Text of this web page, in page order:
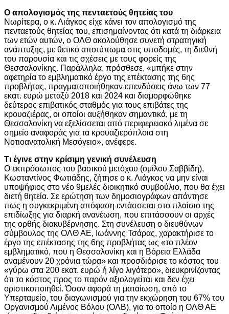
Ο απολογισμός της πενταετούς θητείας του
Νωρίτερα, ο κ. Λιάγκος είχε κάνει τον απολογισμό της
πενταετούς θητείας του, επισημαίνοντας ότι κατά τη διάρκεια
των ετών αυτών, ο ΟΛΘ ακολούθησε συνετή στρατηγική
ανάπτυξης, με θετικό αποτύπωμα στις υποδομές, τη διεθνή
του παρουσία και τις σχέσεις με τους φορείς της
Θεσσαλονίκης. Παράλληλα, πρόσθεσε, «μπήκε στην
αφετηρία το εμβληματικό έργο της επέκτασης της 6ης
προβλήτας, πραγματοποιήθηκαν επενδύσεις άνω των 77
εκατ. ευρώ μεταξύ 2018 και 2024 και διαμορφώθηκε
δεύτερος επιβατικός σταθμός για τους επιβάτες της
κρουαζιέρας, οι οποίοι αυξήθηκαν σημαντικά, με τη
Θεσσαλονίκη να εξελίσσεται από περιφερειακό λιμένα σε
σημείο αναφοράς για τα κρουαζιερόπλοια στη
Νοτιοανατολική Μεσόγειο», ανέφερε.
Τι έγινε στην κρίσιμη γενική συνέλευση
Ο εκπρόσωπος του βασικού μετόχου (ομίλου Σαββίδη),
Κωσταντίνος Φωτιάδης, ζήτησε ο κ. Λιάγκος να μην είναι
υποψήφιος στο νέο 9μελές διοικητικό συμβούλιο, που θα έχει
διετή θητεία. Σε ερώτηση των δημοσιογράφων απάντησε
πως η συγκεκριμένη απόφαση εντάσσεται στο πλαίσιο της
επιδίωξης για διαρκή ανανέωση, που επιτάσσουν οι αρχές
της ορθής διακυβέρνησης. Στη συνέλευση ο διευθύνων
σύμβουλος της ΟΛΘ ΑΕ, Ιωάννης Τσάρας, χαρακτήρισε το
έργο της επέκτασης της 6ης προβλήτας ως «το πλέον
εμβληματικό, που η Θεσσαλονίκη και η Βόρεια Ελλάδα
αναμένουν 20 χρόνια τώρα» και προσδιόρισε το κόστος του
«γύρω στα 200 εκατ. ευρώ ή λίγο λιγότερο», διευκρινίζοντας
ότι το κόστος προς το παρόν αξιολογείται και δεν έχει
οριστικοποιηθεί. Όσον αφορά τη ματαίωση, από το
Υπερταμείο, του διαγωνισμού για την εκχώρηση του 67% του
Οργανισμού Λιμένος Βόλου (ΟΛΒ), για το οποίο η ΟΛΘ ΑΕ